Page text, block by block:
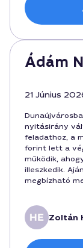
Ádám
21 Június
nyitásirány
feladathoz, a
forint lett a
működik,
illeszkedik.
megbízható
Zoltán